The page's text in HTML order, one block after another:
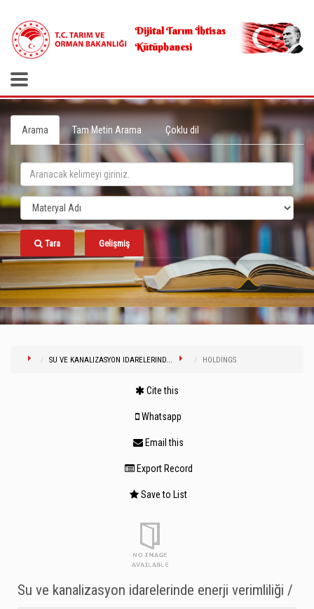
Dijital Tarım İhtisas
Kütüphanesi
Arama Tam Metin Arama Çoklu dil
Tara Gelişmiş
SU VE KANALIZASYON IDARELERIND... HOLDINGS
Cite this
Whatsapp
Email this
Export Record
Save to List
Su ve kanalizasyon idarelerinde enerji verimliliği /